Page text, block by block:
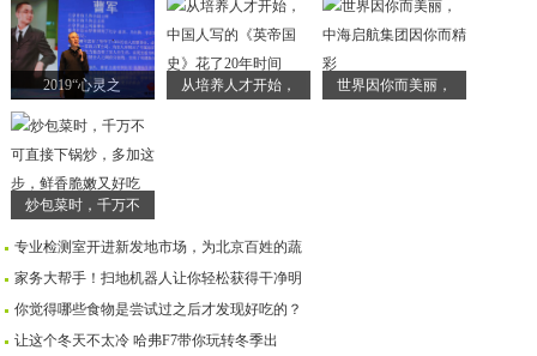
2019“心灵之 从培养人才开始， 世界因你而美丽，
炒包菜时，千万不
专业检测室开进新发地市场，为北京百姓的蔬
家务大帮手！扫地机器人让你轻松获得干净明
你觉得哪些食物是尝试过之后才发现好吃的？
让这个冬天不太冷 哈弗F7带你玩转冬季出